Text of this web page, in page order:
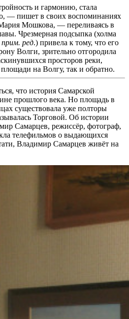
и гармонию, стала
— пишет в своих воспоминаниях
Мошкова, — переливаясь в
Чрезмерная подсыпка (холма
прим. ред.) привела к тому, что его
Волги, зрительно отгородила
просторов реки,
на Волгу, так и обратно.
что история Самарской
прошлого века. Но площадь в
существовала уже полторы
Торговой. Об истории
Самарцев, режиссёр, фотограф,
телефильмов о выдающихся
Владимир Самарцев живёт на